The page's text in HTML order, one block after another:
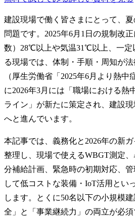
建設現場で働く皆さまにとって、
問題です。2025年6月1日の規制改
数）28℃以上や気温31℃以上、一定
る現場では、体制・手順・周知が
（厚生労働省「2025年6月より熱中
に2026年3月には「職場における熱
ライン」が新たに策定され、建設
へと進んでいます。
本記事では、義務化と2026年の新
整理し、現場で使えるWBGT測定
分補給計画、緊急時の初期対応、
して低コストな装備・IoT活用とい
します。とくに50名以下の小規模
全」と「事業継続力」の両立が必